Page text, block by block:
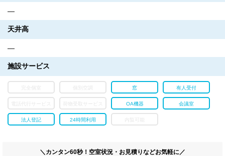
―
天井高
―
施設サービス
完全個室 個別空調 窓 有人受付
OA機器 会議室
法人登記 24時間利用
＼カンタン60秒！空室状況・お見積りなどお気軽に／